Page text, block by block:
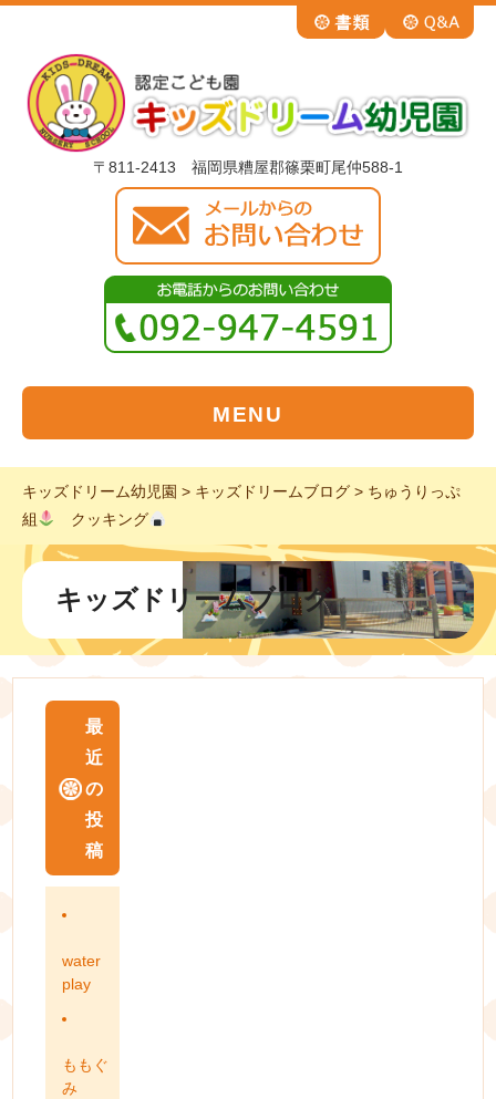
〒811-2413 福岡県糟屋郡篠栗町尾仲588-1
MENU
キッズドリーム幼児園 > キッズドリームブログ > ちゅうりっぷ
組
クッキング
キッズドリームブログ
最
近
の
投
稿
water
play
ももぐ
み